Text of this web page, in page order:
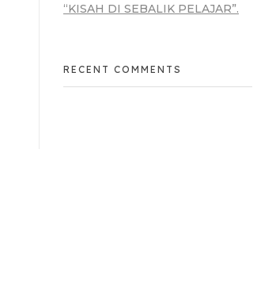
“KISAH DI SEBALIK PELAJAR”.
RECENT COMMENTS